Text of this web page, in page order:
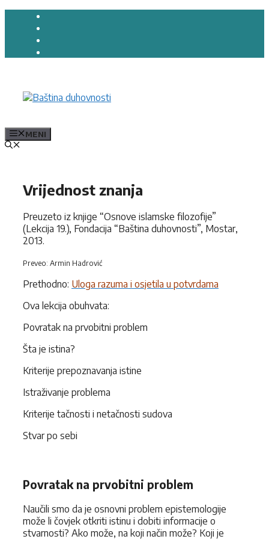
Preskoči
MENI
Vrijednost znanja
Preuzeto iz knjige “Osnove islamske filozofije”
(Lekcija 19.), Fondacija “Baština duhovnosti”, Mostar,
2013.
Preveo: Armin Hadrović
Prethodno: Uloga razuma i osjetila u potvrdama
Ova lekcija obuhvata:
Povratak na prvobitni problem
Šta je istina?
Kriterije prepoznavanja istine
Istraživanje problema
Kriterije tačnosti i netačnosti sudova
Stvar po sebi
Povratak na prvobitni problem
Naučili smo da je osnovni problem epistemologije
može li čovjek otkriti istinu i dobiti informacije o
stvarnosti? Ako može, na koji način može? Koji je